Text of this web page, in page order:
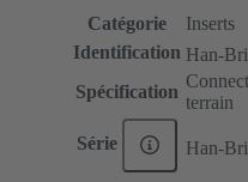
Catégorie
Inserts
Identification Han-
Spécification
terrain
Série Han-